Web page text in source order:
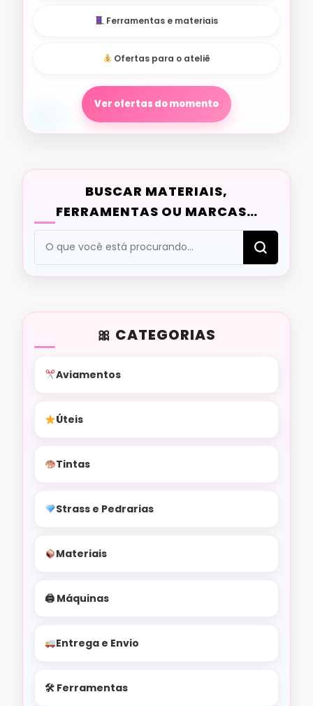
Ferramentas e materiais
Ofertas para o ateliê
Ver ofertas do momento
BUSCAR MATERIAIS,
FERRAMENTAS OU MARCAS…
Procurando
algo?
CATEGORIAS
Aviamentos
Úteis
Tintas
Strass e Pedrarias
Materiais
🖨 Máquinas
Entrega e Envio
🛠 Ferramentas